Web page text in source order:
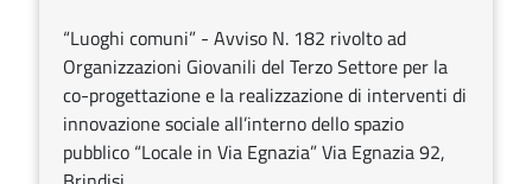
“Luoghi comuni” - Avviso N. 182 rivolto ad
Organizzazioni Giovanili del Terzo Settore per la
co-progettazione e la realizzazione di interventi di
innovazione sociale all’interno dello spazio
pubblico “Locale in Via Egnazia” Via Egnazia 92,